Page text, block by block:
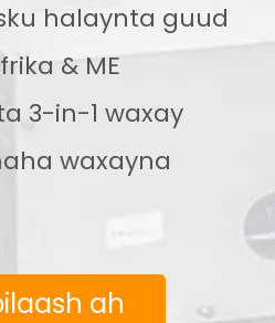
halaynta guud
& ME
3-in-1 waxay
waxayna
ah